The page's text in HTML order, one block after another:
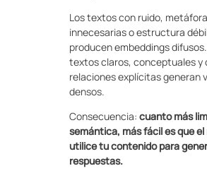
Los textos con ruido,
innecesarias o estructura
producen embeddings
textos claros, conceptuales y
relaciones explícitas generan
densos.
Consecuencia: cuanto más
semántica, más fácil es que el
utilice tu contenido para
respuestas.